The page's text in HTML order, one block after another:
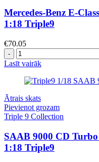
Mercedes-Benz E-
1:18 Triple9
€70.05
Daudzums
Lasīt vairāk
Ātrais skats
Pievienot grozam
Triple 9 Collection
SAAB 9000 CD
1:18 Triple9